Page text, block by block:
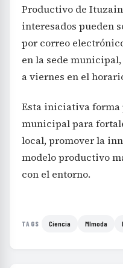
Productivo de
interesados pueden
por correo
en la sede
a viernes en el
Esta iniciativa forma
municipal para
local, promover la
modelo productivo
con el entorno.
TAGS Ciencia MImoda